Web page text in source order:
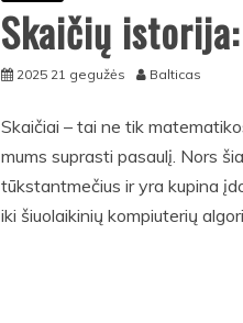
Skaičių
2025 21 gegužės Balticas
Skaičiai – tai ne tik
mums suprasti pasaulį. Nors
tūkstantmečius ir yra kupina
iki šiuolaikinių kompiuterių